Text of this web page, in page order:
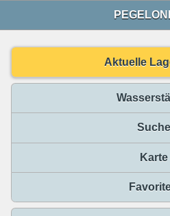
Aktuelle
Suche
Karte